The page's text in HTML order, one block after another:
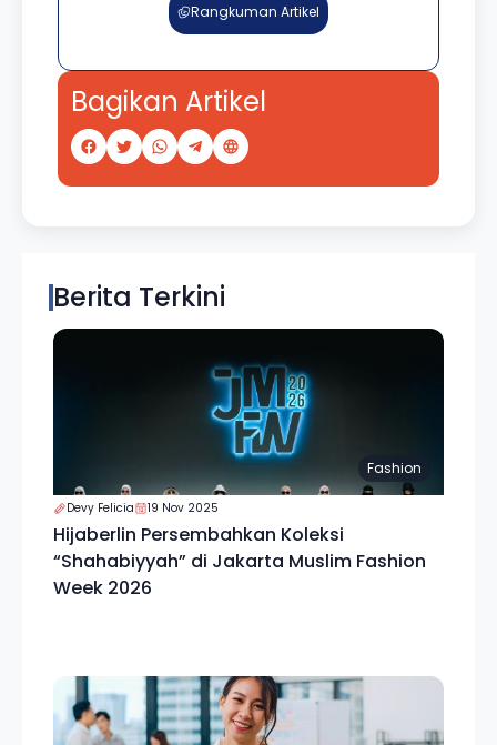
Rangkuman Artikel
Bagikan Artikel
Berita Terkini
Fashion
Devy Felicia 19 Nov 2025
Hijaberlin Persembahkan Koleksi
“Shahabiyyah” di Jakarta Muslim Fashion
Week 2026